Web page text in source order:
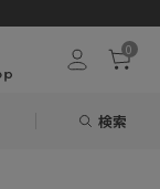
0
検索